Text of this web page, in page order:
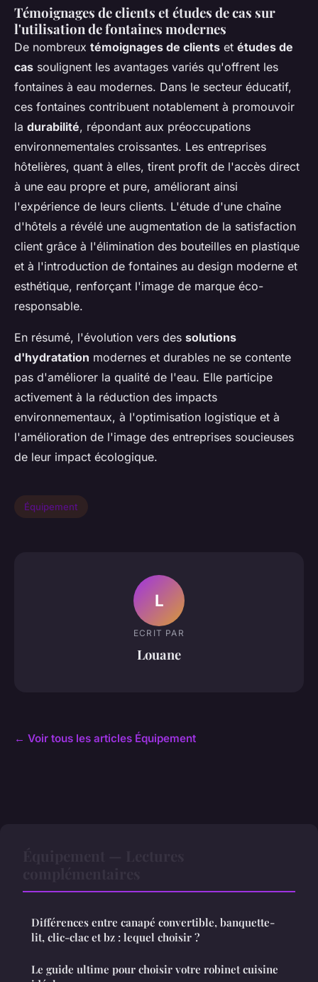
Témoignages de clients et études de cas sur
l'utilisation de fontaines modernes
De nombreux témoignages de clients et études de
cas soulignent les avantages variés qu'offrent les
fontaines à eau modernes. Dans le secteur éducatif,
ces fontaines contribuent notablement à promouvoir
la durabilité, répondant aux préoccupations
environnementales croissantes. Les entreprises
hôtelières, quant à elles, tirent profit de l'accès direct
à une eau propre et pure, améliorant ainsi
l'expérience de leurs clients. L'étude d'une chaîne
d'hôtels a révélé une augmentation de la satisfaction
client grâce à l'élimination des bouteilles en plastique
et à l'introduction de fontaines au design moderne et
esthétique, renforçant l'image de marque éco-
responsable.
En résumé, l'évolution vers des solutions
d'hydratation modernes et durables ne se contente
pas d'améliorer la qualité de l'eau. Elle participe
activement à la réduction des impacts
environnementaux, à l'optimisation logistique et à
l'amélioration de l'image des entreprises soucieuses
de leur impact écologique.
Équipement
L
ECRIT PAR
Louane
← Voir tous les articles Équipement
Différences entre canapé convertible, banquette-
lit, clic-clac et bz : lequel choisir ?
Le guide ultime pour choisir votre robinet cuisine